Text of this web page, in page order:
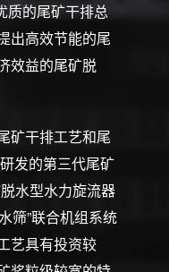
质的尾矿干排总
出高效节能的尾
效益的尾矿脱
矿干排工艺和尾
发的第三代尾矿
水型水力旋流器
筛”联合机组系统
艺具有投资较